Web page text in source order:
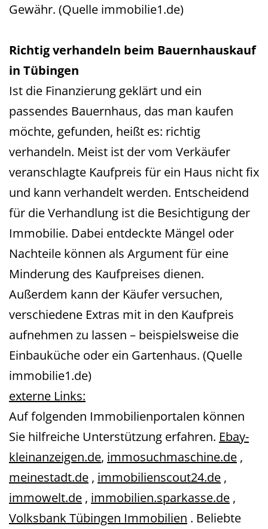
Gewähr. (Quelle immobilie1.de)
Richtig verhandeln beim Bauernhauskauf
in Tübingen
Ist die Finanzierung geklärt und ein
passendes Bauernhaus, das man kaufen
möchte, gefunden, heißt es: richtig
verhandeln. Meist ist der vom Verkäufer
veranschlagte Kaufpreis für ein Haus nicht fix
und kann verhandelt werden. Entscheidend
für die Verhandlung ist die Besichtigung der
Immobilie. Dabei entdeckte Mängel oder
Nachteile können als Argument für eine
Minderung des Kaufpreises dienen.
Außerdem kann der Käufer versuchen,
verschiedene Extras mit in den Kaufpreis
aufnehmen zu lassen – beispielsweise die
Einbauküche oder ein Gartenhaus. (Quelle
immobilie1.de)
externe Links:
Auf folgenden Immobilienportalen können
Sie hilfreiche Unterstützung erfahren. Ebay-
kleinanzeigen.de, immosuchmaschine.de ,
meinestadt.de , immobilienscout24.de ,
immowelt.de , immobilien.sparkasse.de ,
Volksbank Tübingen Immobilien . Beliebte